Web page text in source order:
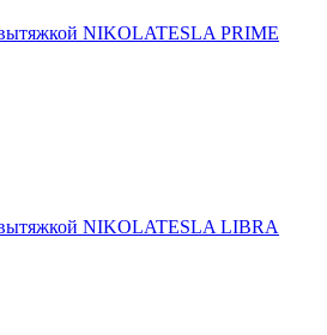
вытяжкой NIKOLATESLA PRIME
вытяжкой NIKOLATESLA LIBRA